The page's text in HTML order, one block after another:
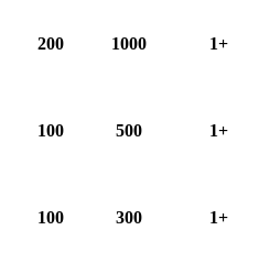
200 1000 1+
100 500 1+
100 300 1+